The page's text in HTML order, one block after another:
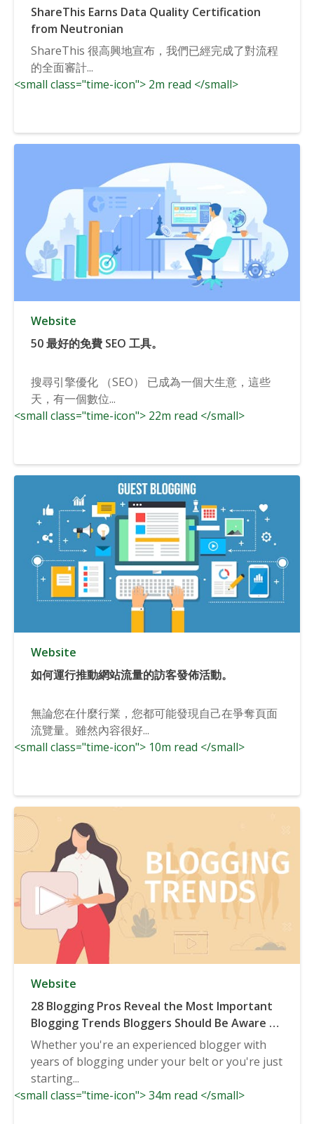
ShareThis Earns Data Quality Certification
from Neutronian
ShareThis 很高興地宣布，我們已經完成了對流程
的全面審計...
<small class="time-icon"> 2m read </small>
Website
50 最好的免費 SEO 工具。
搜尋引擎優化 （SEO） 已成為一個大生意，這些
天，有一個數位...
<small class="time-icon"> 22m read </small>
Website
如何運行推動網站流量的訪客發佈活動。
無論您在什麼行業，您都可能發現自己在爭奪頁面
流覽量。雖然內容很好...
<small class="time-icon"> 10m read </small>
Website
28 Blogging Pros Reveal the Most Important
Blogging Trends Bloggers Should Be Aware of
in 2020 & Beyond
Whether you're an experienced blogger with
years of blogging under your belt or you're just
starting...
<small class="time-icon"> 34m read </small>